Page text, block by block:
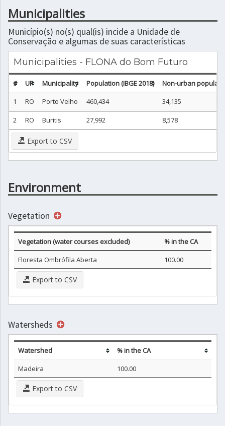
Municipalities
Município(s) no(s) qual(is) incide a Unidade de
Conservação e algumas de suas características
Municipalities - FLONA do Bom Futuro
# UF Municipality Population (IBGE 2018)
Non-urban
1
RO Porto Velho 460,434 34,135
2 RO Buritis 27,992 8,578
Export to CSV
Environment
Vegetation
Vegetation (water courses excluded)
% in the CA
Floresta Ombrófila Aberta
100.00
Export to CSV
Watersheds
Watershed
% in the CA
Madeira
100.00
Export to CSV